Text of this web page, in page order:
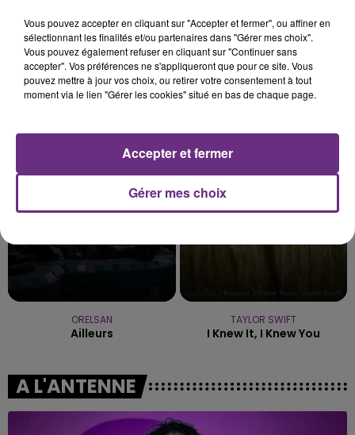
ORELSAN
Ailleurs
14h07
14h07
TAYLOR SWIFT
I Knew It, I Knew You
A L'ANTENNE
Vous pouvez accepter en cliquant sur "Accepter et fermer", ou affiner en
sélectionnant les finalités et/ou partenaires dans "Gérer mes choix".
Vous pouvez également refuser en cliquant sur "Continuer sans
accepter". Vos préférences ne s'appliqueront que pour ce site. Vous
pouvez mettre à jour vos choix, ou retirer votre consentement à tout
moment via le lien "Gérer les cookies" situé en bas de chaque page.
Gérer mes choix
Accepter et fermer